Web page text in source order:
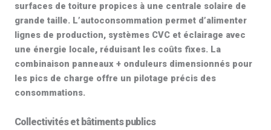
surfaces de toiture propices à une centrale solaire de
grande taille. L’autoconsommation permet d’alimenter
lignes de production, systèmes CVC et éclairage avec
une énergie locale, réduisant les coûts fixes. La
combinaison panneaux + onduleurs dimensionnés pour
les pics de charge offre un pilotage précis des
consommations.
Collectivités et bâtiments publics